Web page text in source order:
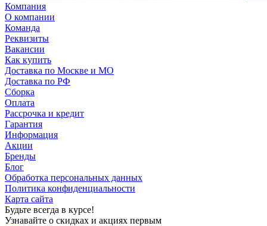
Компания
О компании
Команда
Реквизиты
Вакансии
Как купить
Доставка по Москве и МО
Доставка по РФ
Сборка
Оплата
Рассрочка и кредит
Гарантия
Информация
Акции
Бренды
Блог
Обработка персональных данных
Политика конфиденциальности
Карта сайта
Будьте всегда в курсе!
Узнавайте о скидках и акциях первым